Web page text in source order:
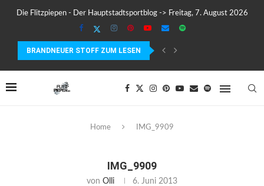
Die Flitzpiepen - Der Hauptstadtsportblog -> Freitag, 7. August 2026
BRANDNEUER STOFF ZUM LESEN
COROS PACE 4 IM TEST – LEICHT, SCHNELL...
Home IMG_9909
IMG_9909
von Olli 6. Juni 2013